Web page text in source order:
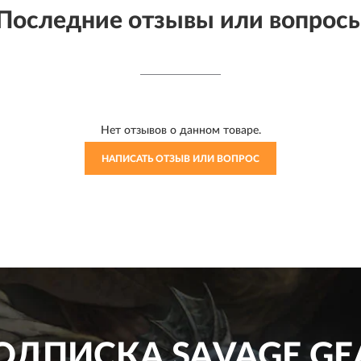
отзывы или
Нет отзывов о данном товаре.
НАПИСАТЬ ОТЗЫВ ИЛИ ВОПРОС